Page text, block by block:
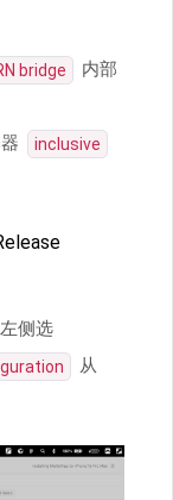
bridge
内部
inclusive
左侧选
从